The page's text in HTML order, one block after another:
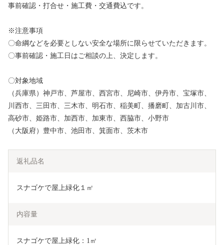
事前確認・打合せ・施工費・交通費込です。
※注意事項
〇命綱などを必要としない安全な場所に限らせていただきます。
〇事前確認・施工日はご相談の上、決定します。
〇対象地域
（兵庫県）神戸市、芦屋市、西宮市、尼崎市、伊丹市、宝塚市、
川西市、三田市、三木市、明石市、稲美町、播磨町、加古川市、
高砂市、姫路市、加西市、加東市、西脇市、小野市
（大阪府）豊中市、池田市、箕面市、茨木市
返礼品名
スナゴケで屋上緑化１㎡
内容量
スナゴケで屋上緑化：1㎡